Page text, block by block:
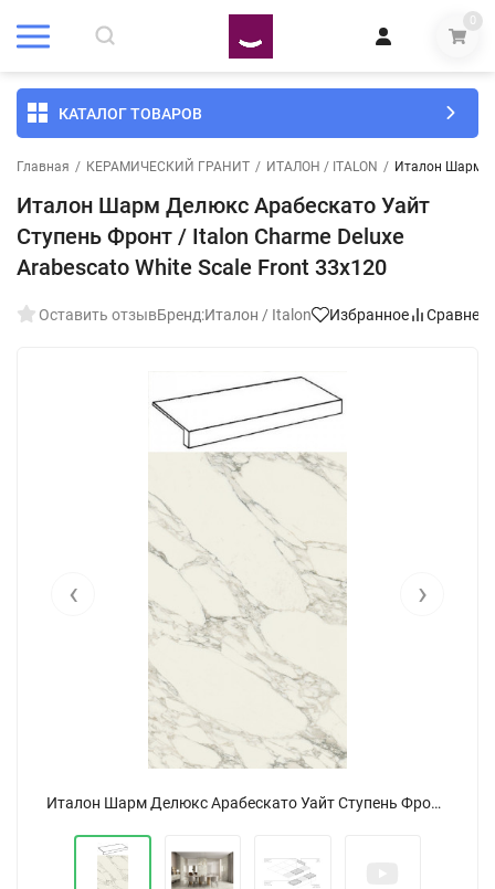
0
КАТАЛОГ ТОВАРОВ
Главная / КЕРАМИЧЕСКИЙ ГРАНИТ / ИТАЛОН / ITALON / Италон Шарм
Италон Шарм Делюкс Арабескато Уайт
Ступень Фронт / Italon Charme Deluxe
Arabescato White Scale Front 33x120
Оставить отзывБренд:Италон / Italon Избранное
Италон Шарм Делюкс Арабескато Уайт Ступень Фронт / Italon Charme Deluxe Arabescato White Scale Front 33x120
‹ ›